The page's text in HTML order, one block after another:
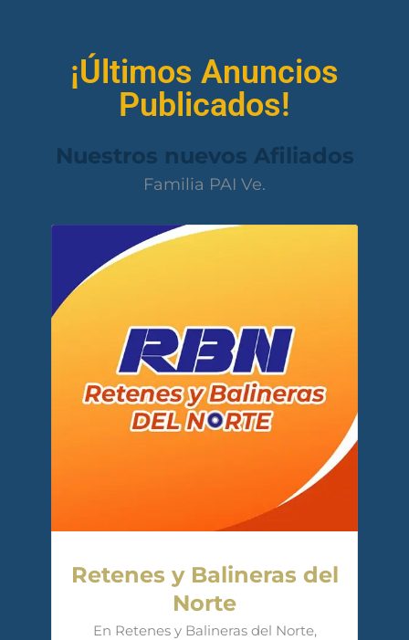
¡Últimos Anuncios
Publicados!
Nuestros nuevos Afiliados
Familia PAI Ve.
Retenes y Balineras del
Norte
En Retenes y Balineras del Norte,